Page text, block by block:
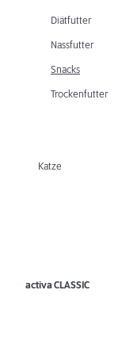
Diätfutter
Nassfutter
Snacks
Trockenfutter
Katze
activa CLASSIC